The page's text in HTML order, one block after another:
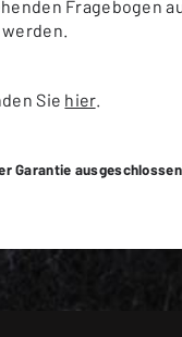
Fragebogen
Sie hier.
Garantie